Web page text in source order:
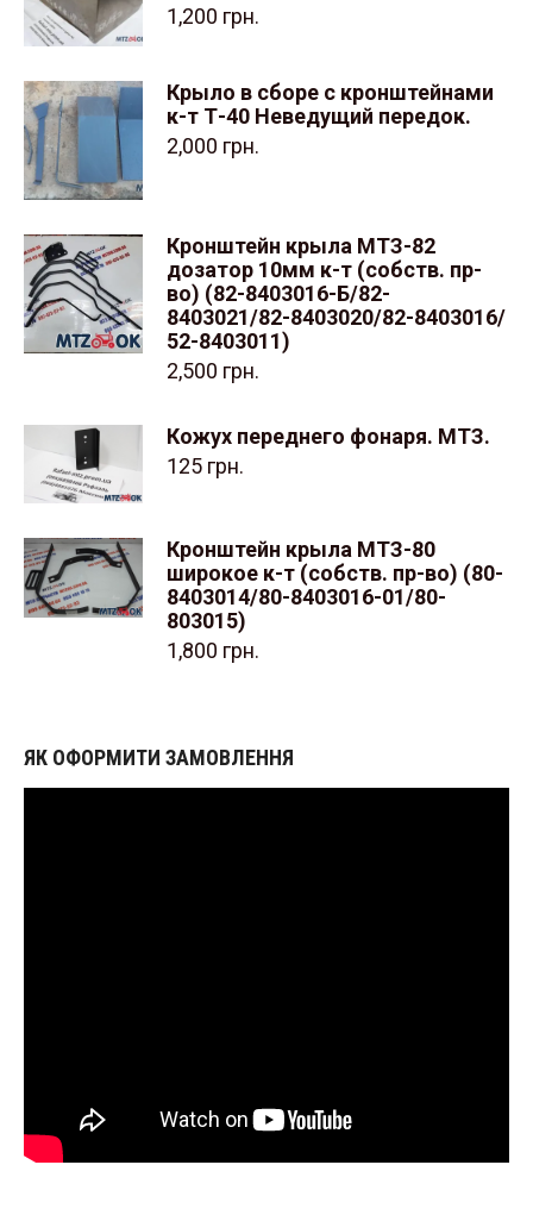
1,200 грн.
Крыло в сборе с кронштейнами
к-т Т-40 Неведущий передок.
2,000 грн.
Кронштейн крыла МТЗ-82
дозатор 10мм к-т (собств. пр-
во) (82-8403016-Б/82-
8403021/82-8403020/82-8403016/
52-8403011)
2,500 грн.
Кожух переднего фонаря. МТЗ.
125 грн.
Кронштейн крыла МТЗ-80
широкое к-т (собств. пр-во) (80-
8403014/80-8403016-01/80-
803015)
1,800 грн.
ЯК ОФОРМИТИ ЗАМОВЛЕННЯ